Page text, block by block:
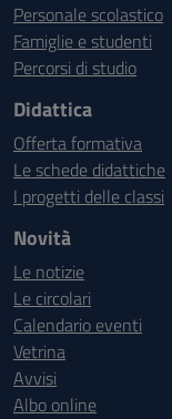
Personale scolastico
Famiglie e studenti
Percorsi di studio
Didattica
Offerta formativa
Le schede didattiche
I progetti delle classi
Novità
Le notizie
Le circolari
Calendario eventi
Vetrina
Avvisi
Albo online